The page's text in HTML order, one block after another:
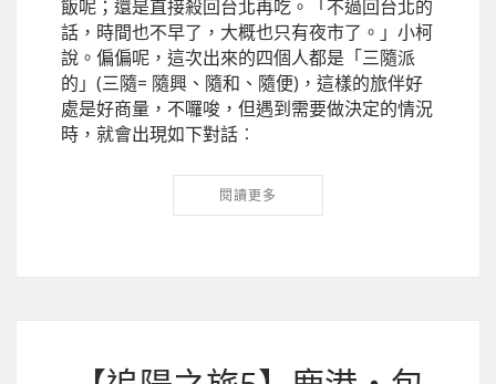
飯呢；還是直接殺回台北再吃。「不過回台北的
話，時間也不早了，大概也只有夜市了。」小柯
說。偏偏呢，這次出來的四個人都是「三隨派
的」(三隨= 隨興、隨和、隨便)，這樣的旅伴好
處是好商量，不囉唆，但遇到需要做決定的情況
時，就會出現如下對話︰
閱讀更多